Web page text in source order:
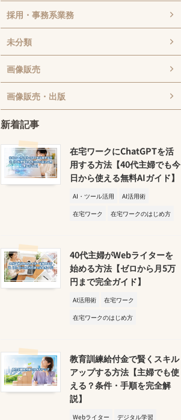
採用・事務系業務
未分類
画像販売
画像販売・出版
新着記事
在宅ワークにChatGPTを活
用する方法【40代主婦でも今
日から使える無料AIガイド】
AI・ツール活用
AI活用術
在宅ワーク
在宅ワークのはじめ方
40代主婦がWebライターを
始める方法【ゼロから月5万
円まで完全ガイド】
AI活用術
在宅ワーク
在宅ワークのはじめ方
教育訓練給付金で賢くスキル
アップする方法【主婦でも使
える？条件・手順を完全解
説】
Webライター
デジタル学習